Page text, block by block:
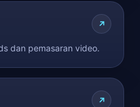
dan pemasaran video.